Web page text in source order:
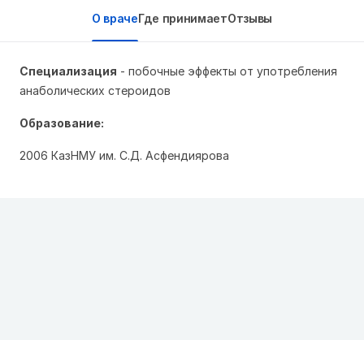
О врачеГде принимаетОтзывы
Специализация - побочные эффекты от употребления
анаболических стероидов
Образование:
2006 КазНМУ им. С.Д. Асфендиярова